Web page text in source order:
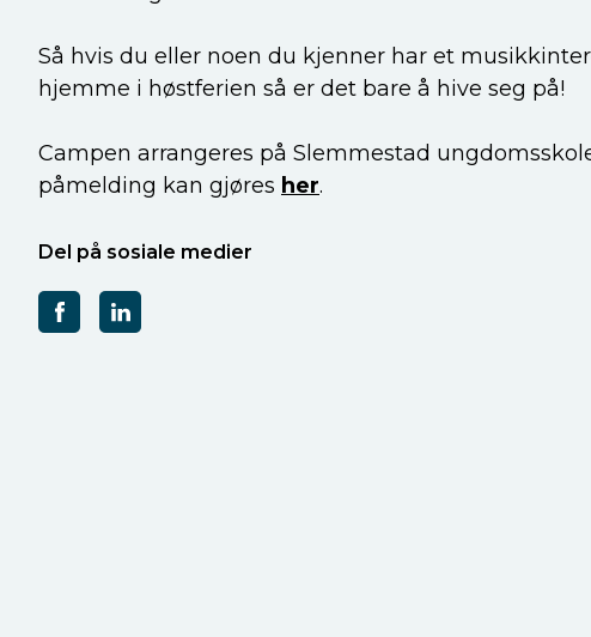
Så hvis du eller noen du kjenner har et
hjemme i høstferien så er det bare å hive seg på!
Campen arrangeres på Slemmestad
påmelding kan gjøres her.
Del på sosiale medier